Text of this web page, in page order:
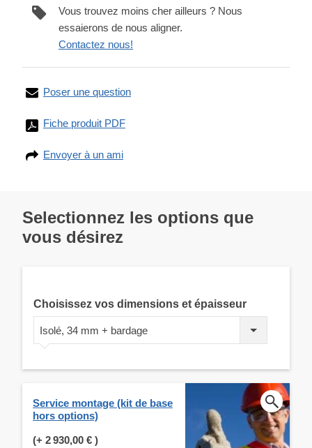
Vous trouvez moins cher ailleurs ? Nous
essaierons de nous aligner.
Contactez nous!
Poser une question
Fiche produit PDF
Envoyer à un ami
Selectionnez les options que
vous désirez
Choisissez vos dimensions et épaisseur
Isolé, 34 mm + bardage
Service montage (kit de base
hors options)
(+ 2 930,00 € )